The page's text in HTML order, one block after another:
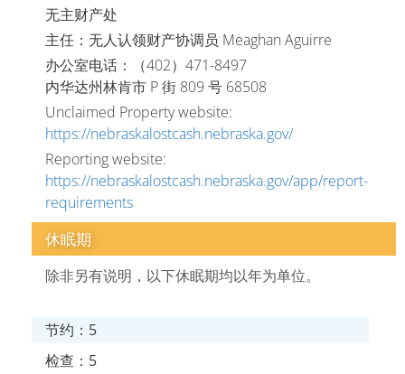
无主财产处
主任：无人认领财产协调员 Meaghan Aguirre
办公室电话：（402）471-8497
内华达州林肯市 P 街 809 号 68508
Unclaimed Property website:
https://nebraskalostcash.nebraska.gov/
Reporting website:
https://nebraskalostcash.nebraska.gov/app/report-
requirements
休眠期
除非另有说明，以下休眠期均以年为单位。
节约：5
检查：5